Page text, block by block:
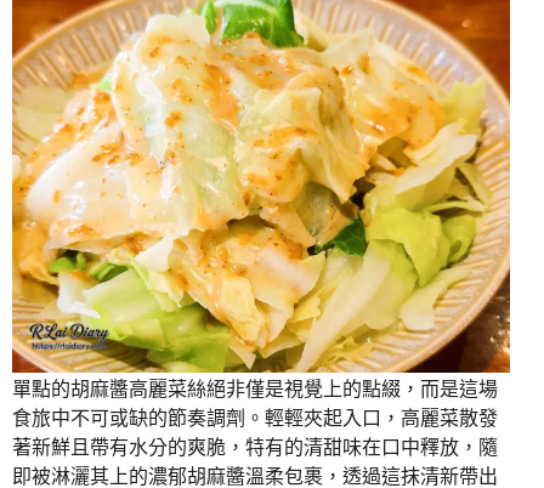
單點的胡麻醬高麗菜絲絕非僅是視覺上的點綴，而是這場
食旅中不可或缺的節奏調劑。輕輕夾起入口，高麗菜散發
著新鮮且帶有水分的爽脆，特有的清甜味在口中釋放，隨
即被淋灑其上的濃郁胡麻醬溫柔包裹，透過這抹清新帶出